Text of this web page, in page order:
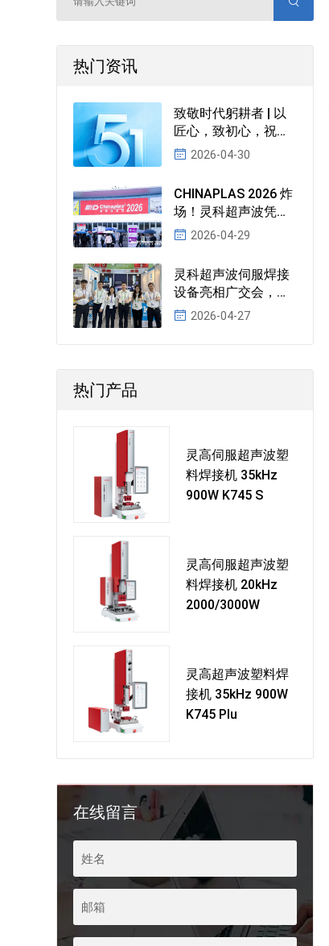
热门资讯
致敬时代躬耕者 | 以
匠心，致初心，祝全
体劳动者节日快乐！
2026-04-30
CHINAPLAS 2026 炸
场！灵科超声波凭啥
让全球
2026-04-29
灵科超声波伺服焊接
设备亮相广交会，彰
显智能焊接领先实力
2026-04-27
热门产品
灵高伺服超声波塑
料焊接机 35kHz
900W K745 S
灵高伺服超声波塑
料焊接机 20kHz
2000/3000W
灵高超声波塑料焊
接机 35kHz 900W
K745 Plu
在线留言